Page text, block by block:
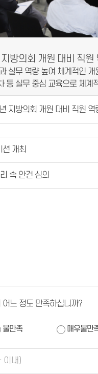
방의회 개원 대비 직원
실무 역량 높여 체계적인 개
등 실무 중심 교육으로 체계
지방의회 개원 대비 직원 역
개최
속 안건 심의
느 정도 만족하십니까?
불만족 매우불만